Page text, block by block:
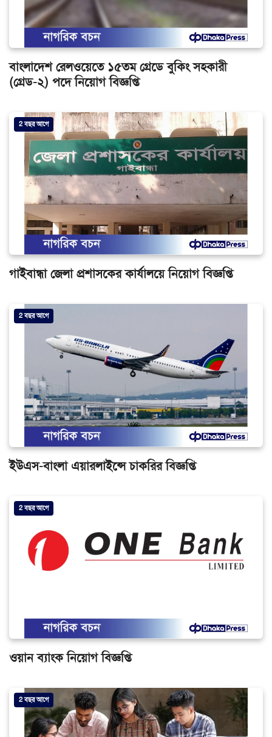
বাংলাদেশ রেলওয়েতে ১৫তম গ্রেডে বুকিং সহকারী
(গ্রেড-২) পদে নিয়োগ বিজ্ঞপ্তি
2 বছর আগে
গাইবান্ধা জেলা প্রশাসকের কার্যালয়ে নিয়োগ বিজ্ঞপ্তি
2 বছর আগে
ইউএস-বাংলা এয়ারলাইন্সে চাকরির বিজ্ঞপ্তি
2 বছর আগে
ওয়ান ব্যাংক নিয়োগ বিজ্ঞপ্তি
2 বছর আগে